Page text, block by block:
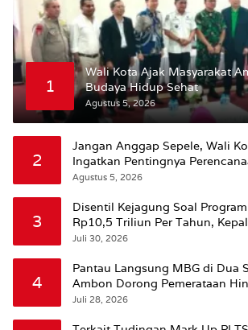
1
Wali Kota Ajak Masyarakat
Budaya Hidup Sehat
Agustus 5, 2026
2
Jangan Anggap Sepele, Wali
Ingatkan Pentingnya
Agustus 5, 2026
3
Disentil Kejagung Soal
Rp10,5 Triliun Per Tahun,
Beri Penjelasan
Juli 30, 2026
4
Pantau Langsung MBG di Dua
Ambon Dorong Pemerataan
Leitimur Selatan
Juli 28, 2026